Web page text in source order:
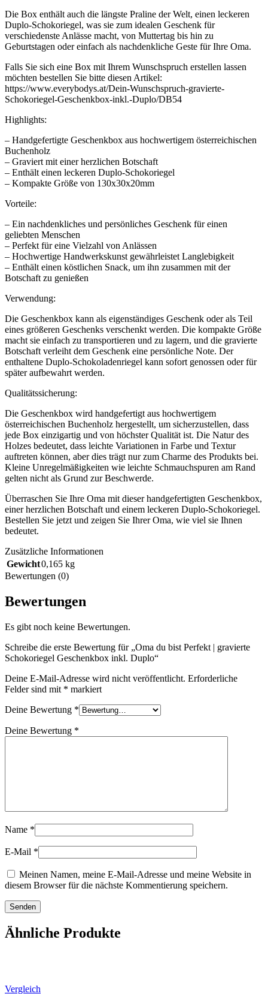
Die Box enthält auch die längste Praline der Welt, einen leckeren
Duplo-Schokoriegel, was sie zum idealen Geschenk für
verschiedenste Anlässe macht, von Muttertag bis hin zu
Geburtstagen oder einfach als nachdenkliche Geste für Ihre Oma.
Falls Sie sich eine Box mit Ihrem Wunschspruch erstellen lassen
möchten bestellen Sie bitte diesen Artikel:
https://www.everybodys.at/Dein-Wunschspruch-gravierte-
Schokoriegel-Geschenkbox-inkl.-Duplo/DB54
Highlights:
– Handgefertigte Geschenkbox aus hochwertigem österreichischen
Buchenholz
– Graviert mit einer herzlichen Botschaft
– Enthält einen leckeren Duplo-Schokoriegel
– Kompakte Größe von 130x30x20mm
Vorteile:
– Ein nachdenkliches und persönliches Geschenk für einen
geliebten Menschen
– Perfekt für eine Vielzahl von Anlässen
– Hochwertige Handwerkskunst gewährleistet Langlebigkeit
– Enthält einen köstlichen Snack, um ihn zusammen mit der
Botschaft zu genießen
Verwendung:
Die Geschenkbox kann als eigenständiges Geschenk oder als Teil
eines größeren Geschenks verschenkt werden. Die kompakte Größe
macht sie einfach zu transportieren und zu lagern, und die gravierte
Botschaft verleiht dem Geschenk eine persönliche Note. Der
enthaltene Duplo-Schokoladenriegel kann sofort genossen oder für
später aufbewahrt werden.
Qualitätssicherung:
Die Geschenkbox wird handgefertigt aus hochwertigem
österreichischen Buchenholz hergestellt, um sicherzustellen, dass
jede Box einzigartig und von höchster Qualität ist. Die Natur des
Holzes bedeutet, dass leichte Variationen in Farbe und Textur
auftreten können, aber dies trägt nur zum Charme des Produkts bei.
Kleine Unregelmäßigkeiten wie leichte Schmauchspuren am Rand
gelten nicht als Grund zur Beschwerde.
Überraschen Sie Ihre Oma mit dieser handgefertigten Geschenkbox,
einer herzlichen Botschaft und einem leckeren Duplo-Schokoriegel.
Bestellen Sie jetzt und zeigen Sie Ihrer Oma, wie viel sie Ihnen
bedeutet.
Zusätzliche Informationen
Gewicht0,165 kg
Bewertungen (0)
Bewertungen
Es gibt noch keine Bewertungen.
Schreibe die erste Bewertung für „Oma du bist Perfekt | gravierte
Schokoriegel Geschenkbox inkl. Duplo“
Deine E-Mail-Adresse wird nicht veröffentlicht. Erforderliche
Felder sind mit * markiert
Deine Bewertung *
Deine Bewertung *
Name *
E-Mail *
Meinen Namen, meine E-Mail-Adresse und meine Website in
diesem Browser für die nächste Kommentierung speichern.
Ähnliche Produkte
Vergleich